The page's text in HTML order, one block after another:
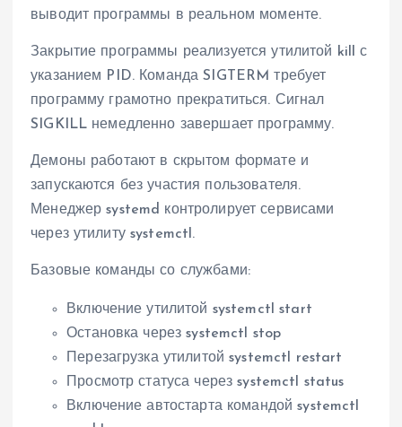
выводит программы в реальном моменте.
Закрытие программы реализуется утилитой kill с
указанием PID. Команда SIGTERM требует
программу грамотно прекратиться. Сигнал
SIGKILL немедленно завершает программу.
Демоны работают в скрытом формате и
запускаются без участия пользователя.
Менеджер systemd контролирует сервисами
через утилиту systemctl.
Базовые команды со службами:
Включение утилитой systemctl start
Остановка через systemctl stop
Перезагрузка утилитой systemctl restart
Просмотр статуса через systemctl status
Включение автостарта командой systemctl